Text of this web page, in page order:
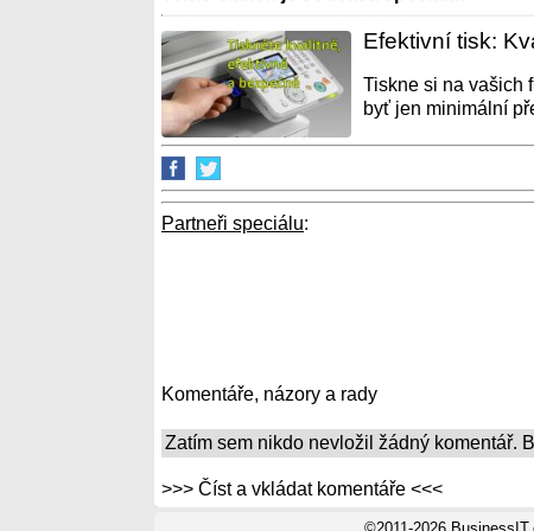
Efektivní tisk:
Tiskne si na vašich
byť jen minimální
Partneři speciálu:
Komentáře, názory a rady
Zatím sem nikdo nevložil žádný komentář.
>>> Číst a vkládat komentáře <<<